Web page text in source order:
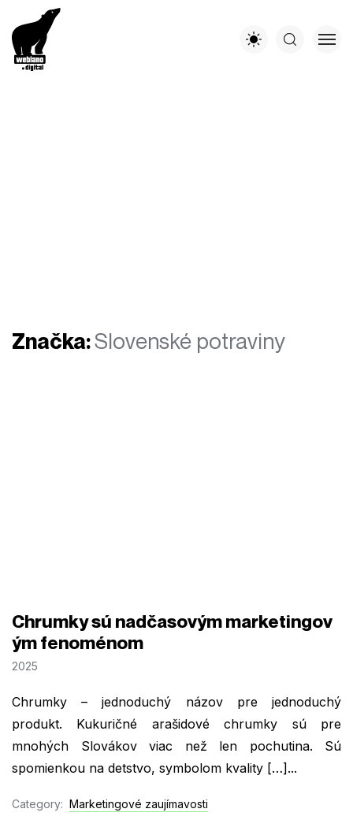
Značka:Slovenské potraviny
Chrumky sú nadčasovým marketingov
ým fenoménom
2025
Chrumky – jednoduchý názov pre jednoduchý
produkt. Kukuričné arašidové chrumky sú pre
mnohých Slovákov viac než len pochutina. Sú
spomienkou na detstvo, symbolom kvality […]...
Category: Marketingové zaujímavosti